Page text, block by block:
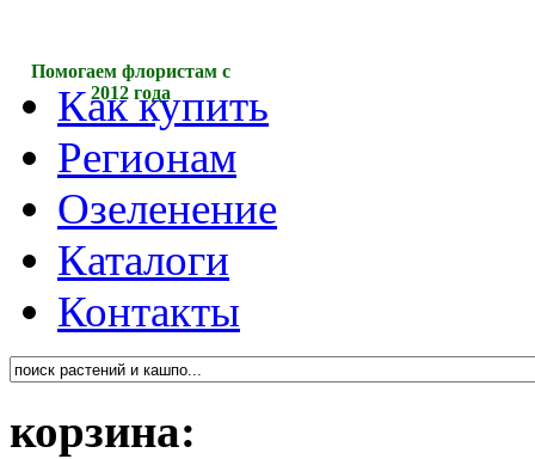
Помогаем флористам с
2012 года
Как купить
Регионам
Озеленение
Каталоги
Контакты
корзина: